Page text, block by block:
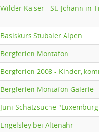
Wilder Kaiser - St. Johann in
Basiskurs Stubaier Alpen
Bergferien Montafon
Bergferien 2008 - Kinder,
Bergferien Montafon Galerie
Juni-Schatzsuche
Engelsley bei Altenahr